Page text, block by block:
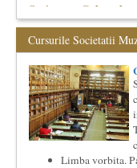
Societatea Culturala
Platforma online de
Descrierea produsului
Obiectivul proiectului
market...
Cursul de
si marii realizatori
Societatea Muzicala
cinematografica. Este
ac...
Cursul de Muzica
Cursurile Societatii
Limba vorbita.